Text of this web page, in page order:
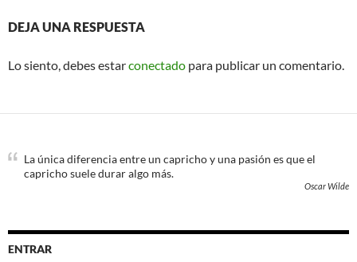
DEJA UNA RESPUESTA
Lo siento, debes estarconectado para publicar un comentario.
La única diferencia entre un capricho y una pasión es que el
capricho suele durar algo más.
Oscar Wilde
ENTRAR